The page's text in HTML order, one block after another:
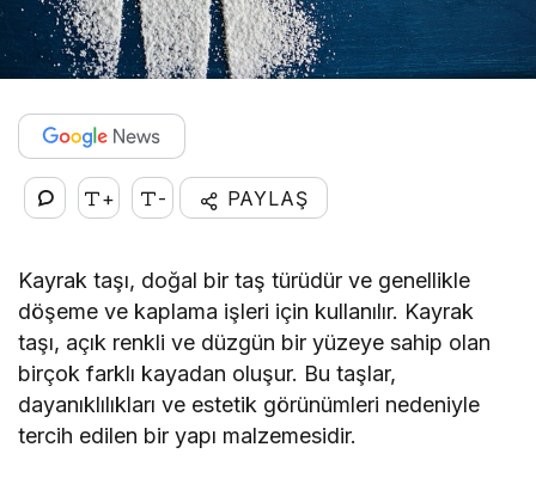
+ - PAYLAŞ
Kayrak taşı, doğal bir taş türüdür ve genellikle
döşeme ve kaplama işleri için kullanılır. Kayrak
taşı, açık renkli ve düzgün bir yüzeye sahip olan
birçok farklı kayadan oluşur. Bu taşlar,
dayanıklılıkları ve estetik görünümleri nedeniyle
tercih edilen bir yapı malzemesidir.